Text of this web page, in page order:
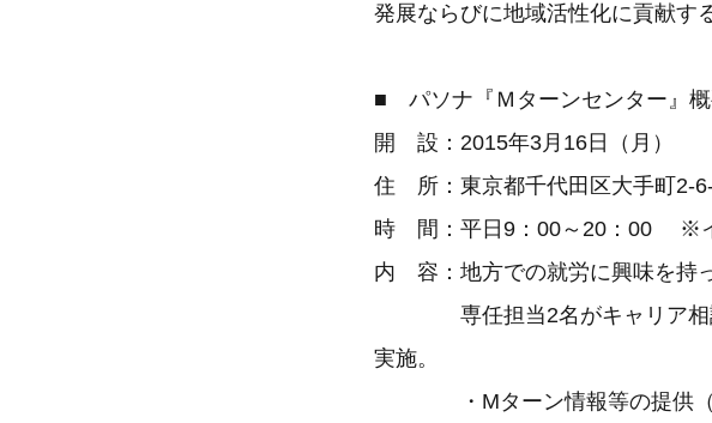
発展ならびに地域活性化に貢献す
■ パソナ『Ｍターンセンター』
開 設：2015年3月16日（月）
住 所：東京都千代田区大手町
時 間：平日9：00～20：00 ※
内 容：地方での就労に興味を持
専任担当2名がキャリア相談
実施。
・Mターン情報等の提供（2